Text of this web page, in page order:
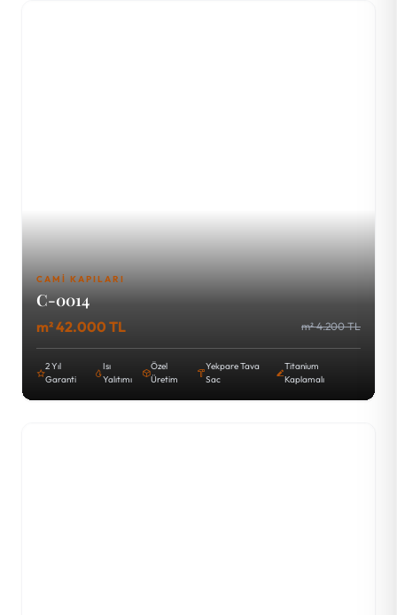
CAMI KAPILARI
C-0014
m² 42.000 TL m² 4.200 TL
2 Yıl
Garanti
Isı
Yalıtımı
Özel
Üretim
Yekpare Tava
Sac
Titanium
Kaplamalı